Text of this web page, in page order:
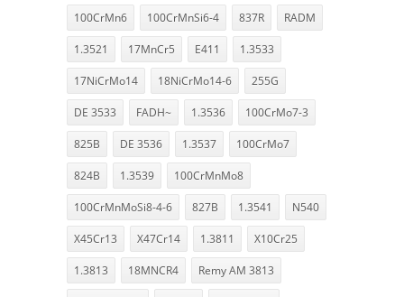
100CrMn6 100CrMnSi6-4 837R RADM
1.3521 17MnCr5 E411 1.3533
17NiCrMo14 18NiCrMo14-6 255G
DE 3533 FADH~ 1.3536 100CrMo7-3
825B DE 3536 1.3537 100CrMo7
824B 1.3539 100CrMnMo8
100CrMnMoSi8-4-6 827B 1.3541 N540
X45Cr13 X47Cr14 1.3811 X10Cr25
1.3813 18MNCR4 Remy AM 3813